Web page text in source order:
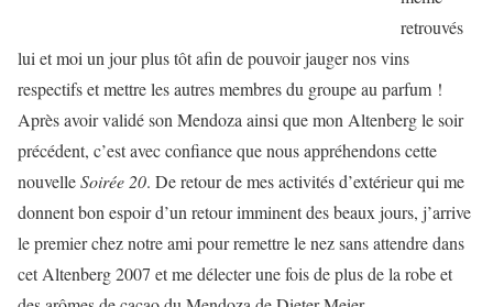
retrouvés
lui et moi un jour plus tôt afin de pouvoir jauger nos vins
respectifs et mettre les autres membres du groupe au parfum !
Après avoir validé son Mendoza ainsi que mon Altenberg le soir
précédent, c’est avec confiance que nous appréhendons cette
nouvelleSoirée 20. De retour de mes activités d’extérieur qui me
donnent bon espoir d’un retour imminent des beaux jours, j’arrive
le premier chez notre ami pour remettre le nez sans attendre dans
cet Altenberg 2007 et me délecter une fois de plus de la robe et